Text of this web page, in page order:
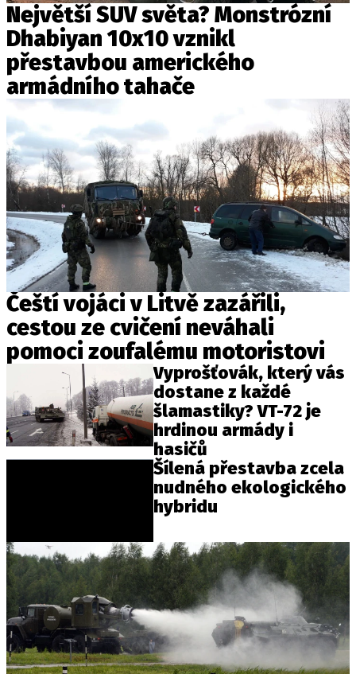
Největší SUV světa? Monstrózní
Dhabiyan 10x10 vznikl
přestavbou amerického
armádního tahače
Čeští vojáci v Litvě zazářili,
cestou ze cvičení neváhali
pomoci zoufalému motoristovi
Vyprošťovák, který vás
dostane z každé
šlamastiky? VT-72 je
hrdinou armády i
hasičů
Šílená přestavba zcela
nudného ekologického
hybridu